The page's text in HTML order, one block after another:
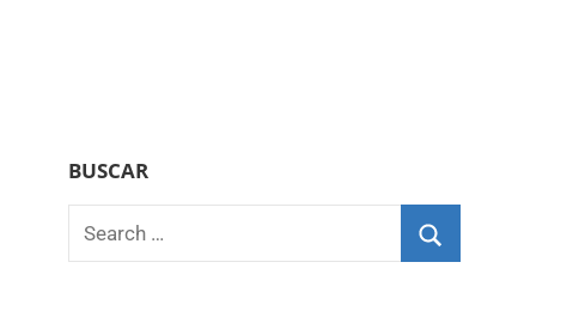
BUSCAR
Search
for: